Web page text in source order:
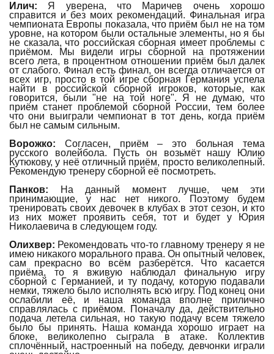
Илич: Я уверена, что Маричев очень хорошо
справится и без моих рекомендаций. Финальная игра
чемпионата Европы показала, что приём был не на том
уровне, на котором были остальные элементы, но я бы
не сказала, что российская сборная имеет проблемы с
приёмом. Мы видели игры сборной на протяжении
всего лета, в процентном отношении приём был далек
от слабого. Финал есть финал, он всегда отличается от
всех игр, просто в той игре сборная Германия успела
найти в российской сборной игроков, которые, как
говорится, были "не на той ноге". Я не думаю, что
приём станет проблемой сборной России, тем более
что они выиграли чемпионат в тот день, когда приём
был не самым сильным.
Ворожко: Согласен, приём – это больная тема
русского волейбола. Пусть он возьмёт нашу Юлию
Кутюкову, у неё отличный приём, просто великолепный.
Рекомендую тренеру сборной её посмотреть.
Панков: На данный момент лучше, чем эти
принимающие, у нас нет никого. Поэтому будем
тренировать своих девочек в клубах в этот сезон, и кто
из них может проявить себя, тот и будет у Юрия
Николаевича в следующем году.
Олихвер: Рекомендовать что-то главному тренеру я не
имею никакого морального права. Он опытный человек,
сам прекрасно во всём разберётся. Что касается
приёма, то я вживую наблюдал финальную игру
сборной с Германией, и ту подачу, которую подавали
немки, тяжело было исполнять всю игру. Под конец они
ослабили её, и наша команда вполне прилично
справлялась с приёмом. Поначалу да, действительно
подача летела сильная, но такую подачу всем тяжело
было бы принять. Наша команда хорошо играет на
блоке, великолепно сыграла в атаке. Коллектив
сплочённый, настроенный на победу, девчонки играли